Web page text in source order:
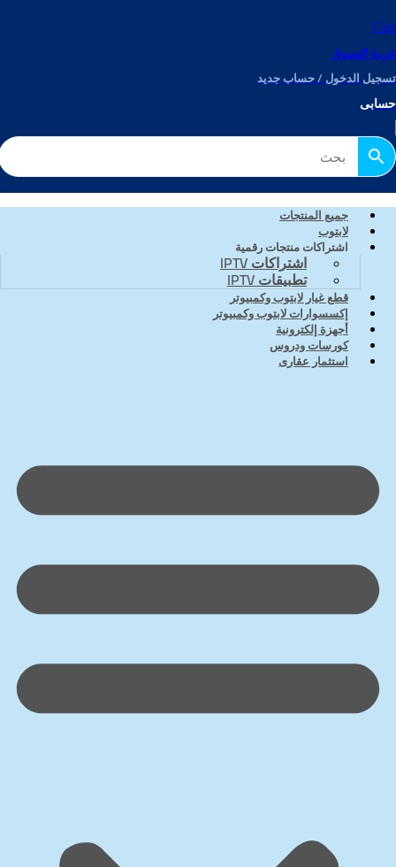
Cart
عربة التسوق
تسجيل الدخول / حساب جديد
حسابى
جميع المنتجات
لابتوب
اشتراكات منتجات رقمية
اشتراكات IPTV
تطبيقات IPTV
قطع غيار لابتوب وكمبيوتر
إكسسوارات لابتوب وكمبيوتر
أجهزة إلكترونية
كورسات ودروس
استثمار عقارى